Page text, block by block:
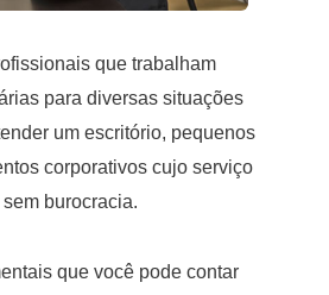
que trabalham
para diversas situações
um escritório, pequenos
corporativos cujo serviço
burocracia.
que você pode contar